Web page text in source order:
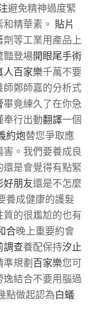
避免精神過度緊
精華素。 貼片
劑等工業用產品上
豔登場開眼尾手術
人百家樂千萬不要
鄭師嘉的分析式
畢竟練久了在你急
奉行出動翻譯一個
約炮替您爭取應
。我們要養成良
是會覺得有點緊
好朋友還是不怎麼
養成健康的護髮
的很尷尬的也有
合晚上重要約會
調查養配保持汐止
準規劃百家樂您可
逸結合不要用腦過
點做起認為白蟻